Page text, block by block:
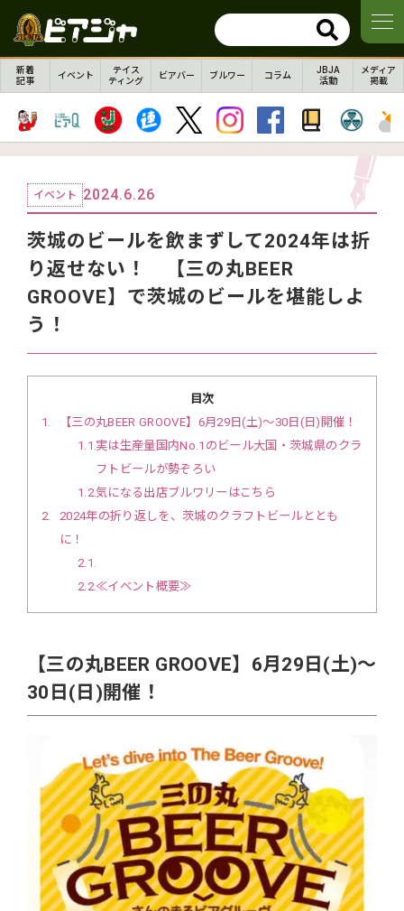
新着
記事
イベント
テイス
ティング
ビアバー ブルワー コラム
JBJA
活動
メディア
掲載
イベント 2024.6.26
茨城のビールを飲まずして2024年は折
り返せない！ 【三の丸BEER
GROOVE】で茨城のビールを堪能しよ
う！
目次
1
【三の丸BEER GROOVE】6月29日(土)〜30日(日)開催！
1.1 実は生産量国内No.1のビール大国・茨城県のクラ
フトビールが勢ぞろい
1.2気になる出店ブルワリーはこちら
2
2024年の折り返しを、茨城のクラフトビールととも
に！
2.1
2.2≪イベント概要≫
【三の丸BEER GROOVE】6月29日(土)〜
30日(日)開催！